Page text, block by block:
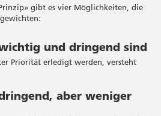
gibt es vier Möglichkeiten, die
und dringend sind
Priorität erledigt werden, versteht
aber weniger